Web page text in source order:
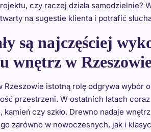
czy raczej działa samodzielnie?
na sugestie klienta i potrafić
są najczęściej
wnętrz w
istotną rolę odgrywa wybór
przestrzeni. W ostatnich latach
kamień czy szkło. Drewno nadaje
zarówno w nowoczesnych, jak i